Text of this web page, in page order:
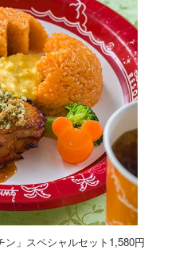
ン」スペシャルセット1,580円